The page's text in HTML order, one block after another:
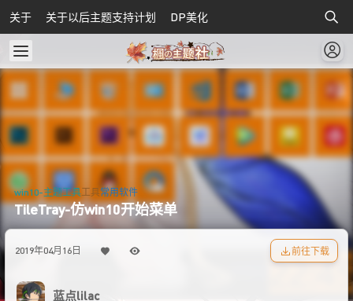
关于 关于以后主题支持计划 DP美化
win10-主题工具工具常用软件
TileTray-仿win10开始菜单
2019年04月16日 前往下载
蓝点lilac